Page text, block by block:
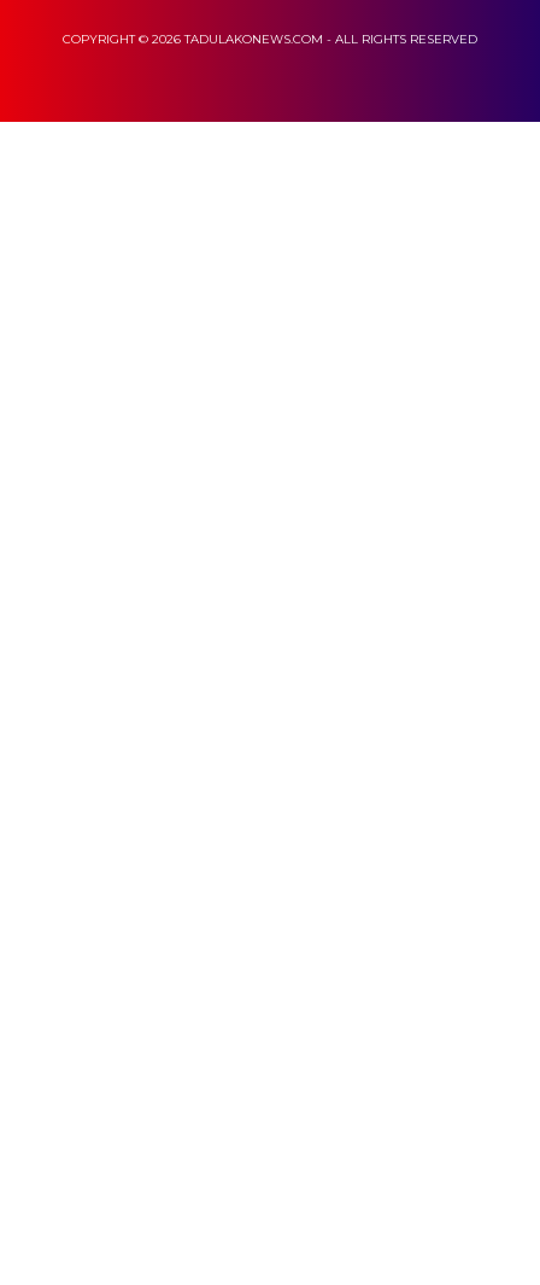
COPYRIGHT © 2026 TADULAKONEWS.COM - ALL RIGHTS RESERVED